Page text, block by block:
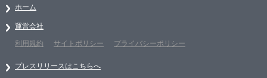
ホーム
運営会社
利用規約
サイトポリシー プライバシーポリシー
プレスリリースはこちらへ